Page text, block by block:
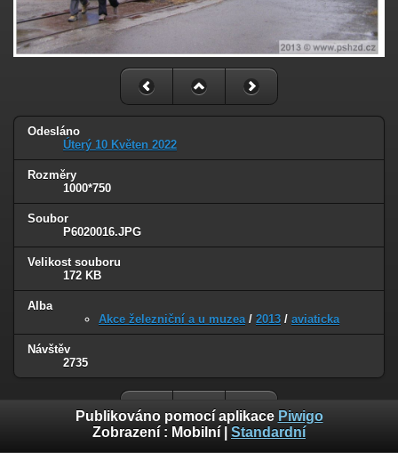
Odesláno
Úterý 10 Květen 2022
Rozměry
1000*750
Soubor
P6020016.JPG
Velikost souboru
172 KB
Alba
Akce železniční a u muzea/ 2013 / aviaticka
Návštěv
2735
Publikováno pomocí aplikace Piwigo
Zobrazení : Mobilní Standardní